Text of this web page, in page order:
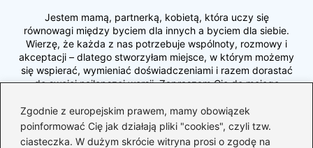
Zgodnie z europejskim prawem, mamy obowiązek
poinformować Cię jak działają pliki "cookies", czyli tzw.
ciasteczka. W dużym skrócie witryna prosi o zgodę na
Jestem mamą, partnerką, kobietą, która uczy się
równowagi między byciem dla innych a byciem dla siebie.
Wierzę, że każda z nas potrzebuje wspólnoty, rozmowy i
akceptacji – dlatego stworzyłam miejsce, w którym możemy
się wspierać, wymieniać doświadczeniami i razem dorastać
do swojej najlepszej wersji. Zapraszam Cię do mojego
wielkich codziennych chwil. Jestem tu, by inspirować,
pomagać, dodawać odwagi i przypominać, że w tym
wszystkim… naprawdę nie jesteśmy same.